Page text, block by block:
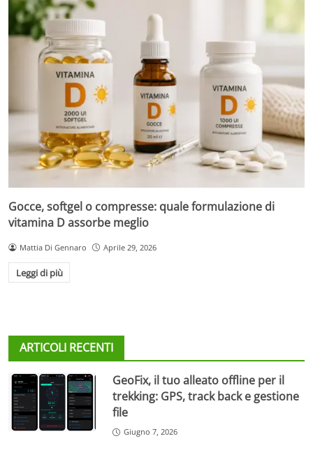
Gocce, softgel o compresse: quale formulazione di
vitamina D assorbe meglio
Mattia Di Gennaro Aprile 29, 2026
Leggi di più
ARTICOLI RECENTI
GeoFix, il tuo alleato offline per il
trekking: GPS, track back e gestione
file
Giugno 7, 2026